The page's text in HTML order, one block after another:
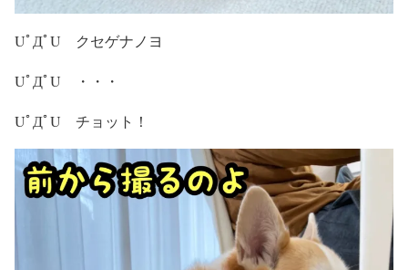
UﾟДﾟU クセゲナノヨ
UﾟДﾟU ・・・
UﾟДﾟU チョット！